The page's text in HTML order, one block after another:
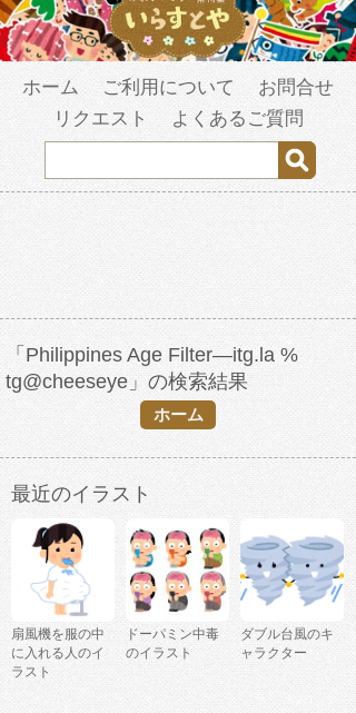
ホーム ご利用について
お問合せ
リクエスト
よくあるご質問
「Philippines Age Filter—itg.la %
tg@cheeseye」の検索結果
ホーム
最近のイラスト
扇風機を服の中
に入れる人のイ
ラスト
ドーパミン中毒
のイラスト
ダブル台風のキ
ャラクター